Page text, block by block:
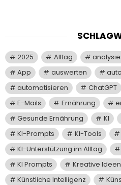
2025 Alltag
App
auswerten
automatisieren
ChatGPT
E-Mails
Ernährung
Gesunde Ernährung
KI
KI-Prompts
KI-Tools
KI-Unterstützung im Alltag
KI Prompts
Kreative Ideen
Künstliche Intelligenz